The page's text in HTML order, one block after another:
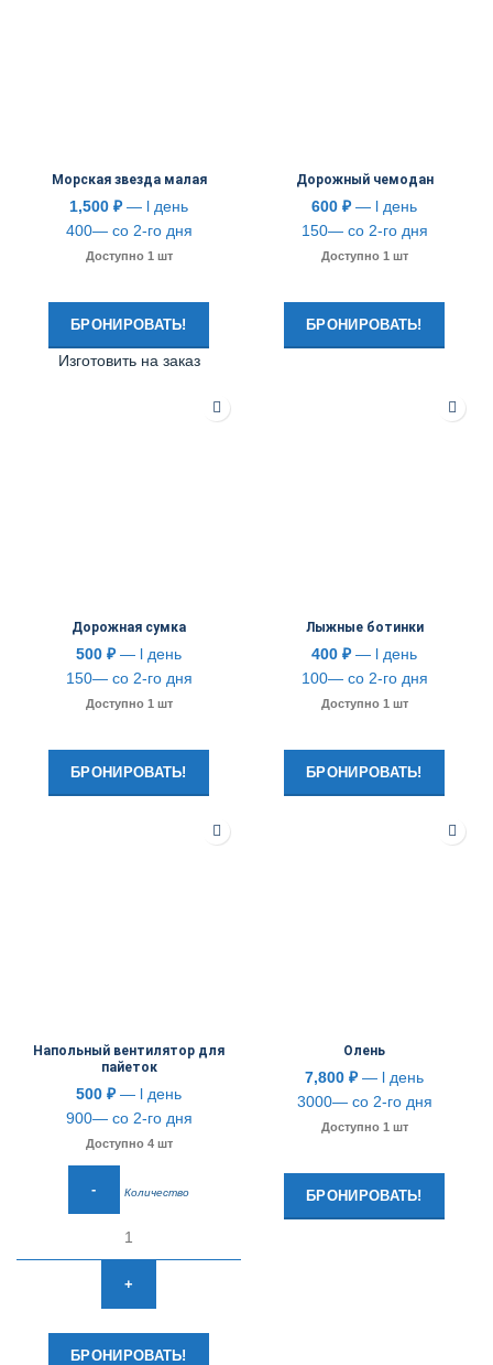
Морская звезда малая
1,500 ₽— l день
400— со 2-го дня
Доступно 1 шт
БРОНИРОВАТЬ!
Изготовить на заказ
Дорожный чемодан
600 ₽— l день
150— со 2-го дня
Доступно 1 шт
БРОНИРОВАТЬ!
Дорожная сумка
500 ₽— l день
150— со 2-го дня
Доступно 1 шт
БРОНИРОВАТЬ!
Лыжные ботинки
400 ₽— l день
100— со 2-го дня
Доступно 1 шт
БРОНИРОВАТЬ!
Напольный вентилятор для
пайеток
500 ₽— l день
900— со 2-го дня
Доступно 4 шт
Количество
БРОНИРОВАТЬ!
Олень
7,800 ₽— l день
3000— со 2-го дня
Доступно 1 шт
БРОНИРОВАТЬ!